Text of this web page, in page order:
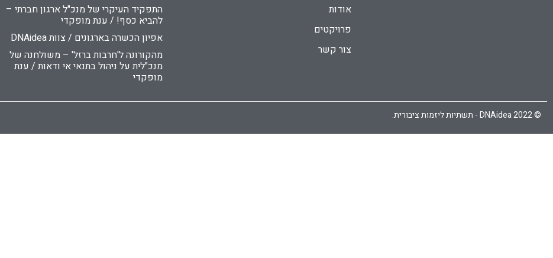
אודות
פרויקטים
צור קשר
התפקיד העיקרי של מנכ"ל ארגון חברתי –
להביא כסף! / ענת מופקדי
אפיון הכשרה בארגונים / צוות DNAidea
מהקורונה ל'חרבות ברזל' – משולחנה של
מנכ"לית על ניהול בתנאי אי ודאות / ענת
מופקדי
© 2022 DNAidea - תשתיות ליזמות ציבורית.